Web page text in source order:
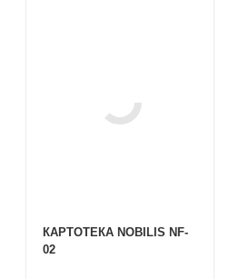
КАРТОТЕКА NOBILIS NF-
02